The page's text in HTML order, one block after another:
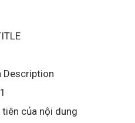
Description
của nội dung